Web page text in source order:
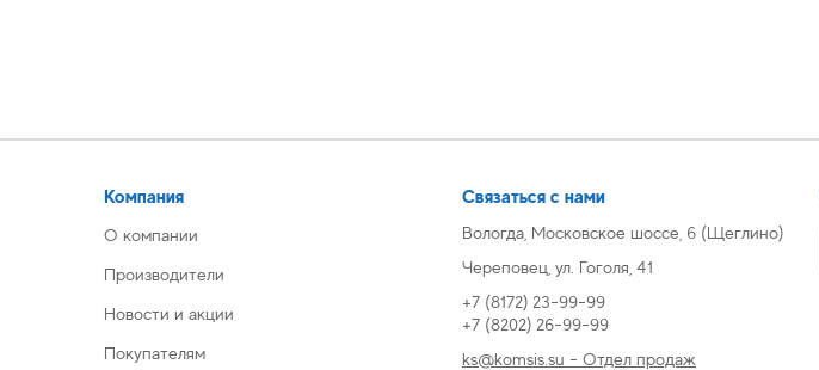
Компания
О компании
Производители
Новости и акции
Покупателям
Связаться с нами
Вологда, Московское шоссе, 6 (Щеглино)
Череповец, ул. Гоголя, 41
+7 (8172) 23-99-99
+7 (8202) 26-99-99
ks@komsis.su - Отдел продаж